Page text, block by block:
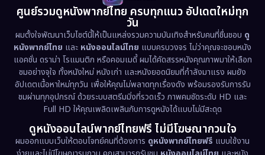
ศูนย์รวมดูหนังพากย์ไทย ครบทุกแนว อัปเดตใหม่ทุก
วัน
ผมตั้งใจพัฒนาเว็บไซต์นี้ให้เป็นแหล่งรวมความบันเทิงสำหรับคนที่ชื่นชอบ ดู
หนังพากย์ไทย และ หนังออนไลน์ไทย แบบครบวงจร ไม่ว่าคุณจะชอบหนัง
แอคชั่น ดราม่า โรแมนติก หรือคอมเมดี้ ผมได้คัดสรรหนังคุณภาพมาให้เลือก
ชมอย่างจุใจ ทั้งหนังใหม่ หนังเก่า และหนังยอดนิยมที่กำลังมาแรง ผมยัง
อัปเดตเนื้อหาใหม่ทุกวัน เพื่อให้คุณไม่พลาดทุกเรื่องดัง พร้อมรองรับการรับ
ชมผ่านทุกอุปกรณ์ ด้วยระบบสตรีมมิ่งที่รวดเร็ว ภาพคมชัดระดับ HD และ
Full HD ให้คุณเพลิดเพลินกับการดูหนังได้แบบไม่มีสะดุด
ดูหนังออนไลน์พากย์ไทยฟรี ไม่มีโฆษณากวนใจ
ผมออกแบบเว็บให้ตอบโจทย์คนที่ต้องการ ดูหนังพากย์ไทยฟรี แบบใช้งาน